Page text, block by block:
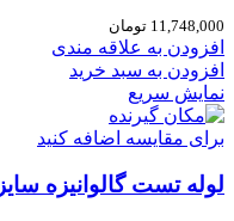
11,748,000 تومان
افزودن به علاقه مندی
افزودن به سبد خرید
نمایش سریع
برای مقایسه اضافه کنید
لوله تست گالوانیزه سایز 4 ضخامت 2.5 وزن 15